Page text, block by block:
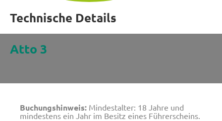
Technische Details
Atto 3
Buchungshinweis: Mindestalter: 18 Jahre und
mindestens ein Jahr im Besitz eines Führerscheins.